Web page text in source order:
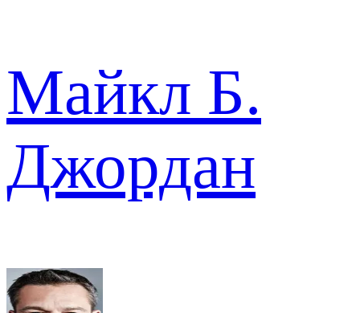
Майкл Б.
Джордан